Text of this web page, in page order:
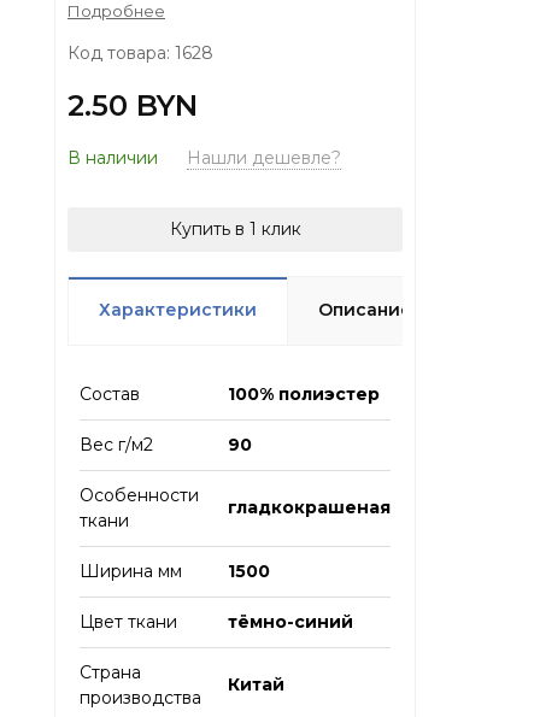
Подробнее
Код товара: 1628
2.50 BYN
В наличии Нашли дешевле?
Купить в 1 клик
Характеристики Описание
Состав 100% полиэстер
Вес г/м2 90
Особенности
ткани
гладкокрашеная
Ширина мм 1500
Цвет ткани тёмно-синий
Страна
производства
Китай